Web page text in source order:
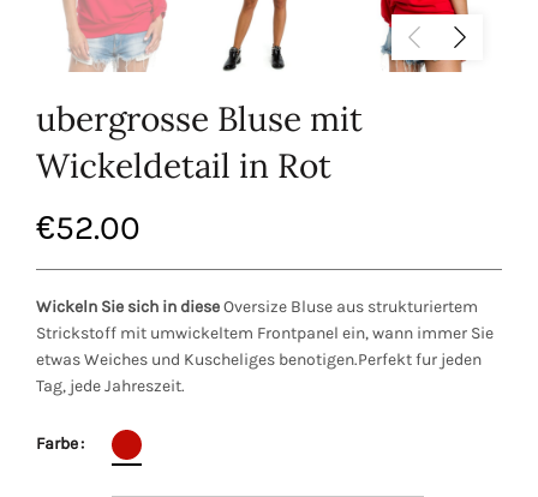
ubergrosse Bluse mit
Wickeldetail in Rot
€52.00
Wickeln Sie sich in dieseOversize Bluse aus strukturiertem
Strickstoff mit umwickeltem Frontpanel ein, wann immer Sie
etwas Weiches und Kuscheliges benotigen.Perfekt fur jeden
Tag, jede Jahreszeit.
Farbe